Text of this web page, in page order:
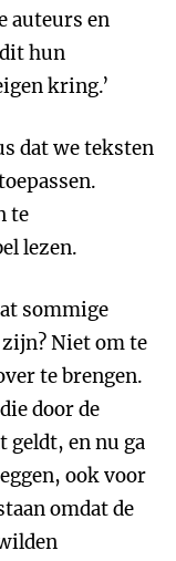
auteurs en
hun
kring.’
dat we teksten
te
lezen.
sommige
Niet om te
te brengen.
door de
geldt, en nu ga
ook voor
omdat de